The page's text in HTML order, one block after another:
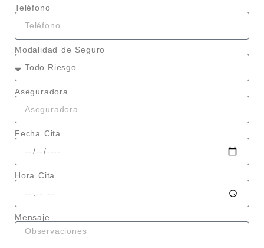
Teléfono
Modalidad de Seguro
Aseguradora
Fecha Cita
Hora Cita
Mensaje